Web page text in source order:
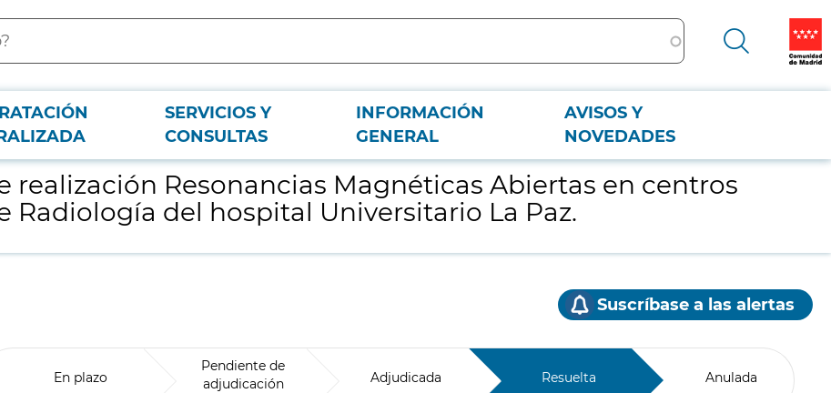
SERVICIOS Y
CONSULTAS
INFORMACIÓN
GENERAL
AVISOS Y
NOVEDADES
Abiertas en centros externos para el Servicio de Radiología del hospital Universitario La Paz.
realización Resonancias Magnéticas Abiertas en centros
Radiología del hospital Universitario La Paz.
Suscríbase a las alertas
En plazo
Pendiente de
adjudicación
Adjudicada Resuelta Anulada